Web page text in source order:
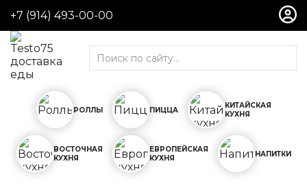
+7 (914) 493-00-00
Роллы
Холодные роллы
Поке
Сеты
Пицца
Пицца на тонком тесте
РОЛЛЫ ПИЦЦА
КИТАЙСКАЯ
КУХНЯ
ВОСТОЧНАЯ
КУХНЯ
ЕВРОПЕЙСКАЯ
КУХНЯ
НАПИТКИ